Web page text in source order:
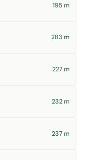
195 m
283 m
227 m
232 m
237 m